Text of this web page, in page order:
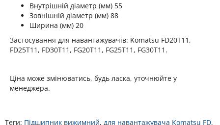
Внутрішній діаметр (мм) 55
Зовнішній діаметр (мм) 88
Ширина (мм) 20
Застосування для навантажувачів: Komatsu FD20T11,
FD25T11, FD30T11, FG20T11, FG25T11, FG30T11.
Ціна може змінюватись, будь ласка, уточнюйте у
менеджера.
Теги: Підшипник вижимний, для навантажувача Komatsu FD,